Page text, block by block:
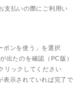
支払いの際にご利用い
ポンを使う」を選択
出たのを確認（PC版）
ックしてください
表示されていれば完了で